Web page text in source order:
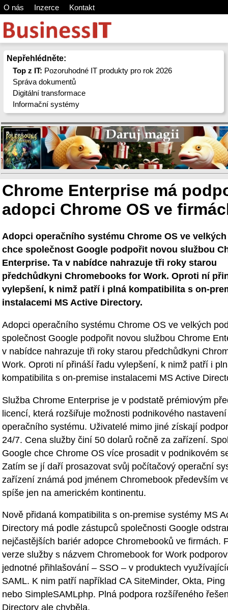
O nás Inzerce Kontakt
Nepřehlédněte:
Top z IT: Pozoruhodné IT produkty pro rok 2026
Správa dokumentů
Digitální transformace
Informační systémy
Chrome Enterprise má
adopci Chrome OS ve
Adopci operačního systému Chrome OS ve
chce společnost Google podpořit novou službou
Enterprise. Ta v nabídce nahrazuje tři roky starou
předchůdkyni Chromebooks for Work. Oproti ní
vylepšení, k nimž patří i plná kompatibilita s on-
instalacemi MS Active Directory.
Adopci operačního systému Chrome OS ve velkých
společnost Google podpořit novou službou Chrome
v nabídce nahrazuje tři roky starou předchůdkyni
Work. Oproti ní přináší řadu vylepšení, k nimž patří i
kompatibilita s on-premise instalacemi MS Active
Služba Chrome Enterprise je v podstatě prémiovým
licencí, která rozšiřuje možnosti podnikového
operačního systému. Uživatelé mimo jiné získají
24/7. Cena služby činí 50 dolarů ročně za zařízení.
Google chce Chrome OS více prosadit v podnikovém
Zatím se jí daří prosazovat svůj počítačový operační
zařízení známá pod jménem Chromebook především
spíše jen na americkém kontinentu.
Nově přidaná kompatibilita s on-premise systémy MS
Directory má podle zástupců společnosti Google
nejčastějších bariér adopce Chromebooků ve firmách.
verze služby s názvem Chromebook for Work
jednotné přihlašování – SSO – v produktech
SAML. K nim patří například CA SiteMinder, Okta, Ping
nebo SimpleSAMLphp. Plná podpora rozšířeného
Directory ale chyběla.